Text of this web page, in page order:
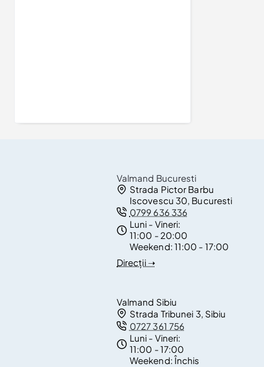
Valmand Bucuresti
Strada Pictor Barbu
Iscovescu 30, Bucuresti
0799 636 336
Luni - Vineri:
11:00 - 20:00
Weekend: 11:00 - 17:00
Direcții ➝
Valmand Sibiu
Strada Tribunei 3, Sibiu
0727 361 756
Luni - Vineri:
11:00 - 17:00
Weekend:Închis